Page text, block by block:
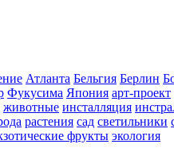
Атланта Бельгия Берлин
Фукусима Япония арт-проект
животные инсталляция
растения сад светильники
фрукты экология